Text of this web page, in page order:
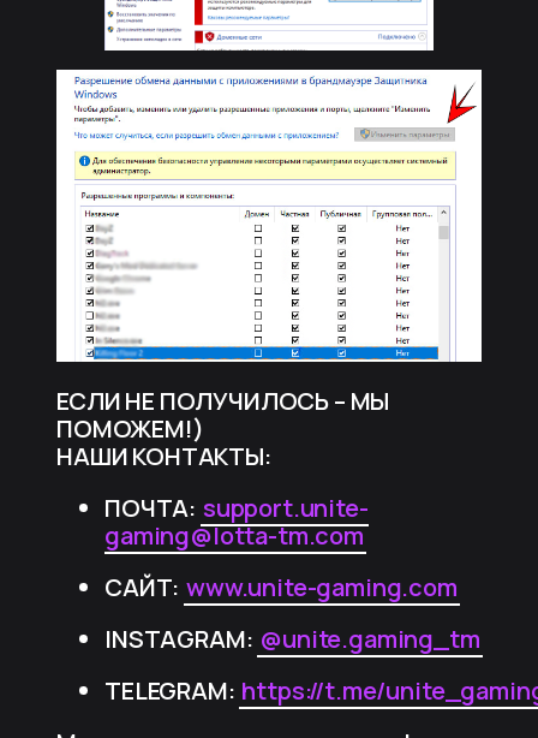
ЕСЛИ НЕ ПОЛУЧИЛОСЬ – МЫ
ПОМОЖЕМ!)
НАШИ КОНТАКТЫ:
ПОЧТА: support.unite-
gaming@lotta-tm.com
САЙТ: www.unite-gaming.com
INSTAGRAM: @unite.gaming_tm
TELEGRAM: https://t.me/